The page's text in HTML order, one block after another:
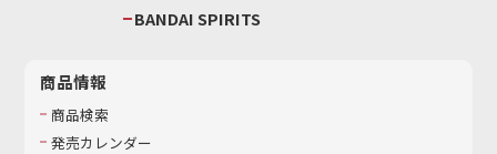
BANDAI SPIRITS
商品情報
商品検索
発売カレンダー